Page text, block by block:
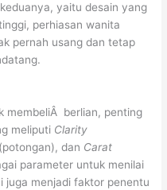
yaitu desain yang
perhiasan wanita
pernah usang dan tetap
membeliÂ berlian, penting
meliputi Clarity
(potongan), dan Carat
parameter untuk menilai
juga menjadi faktor penentu